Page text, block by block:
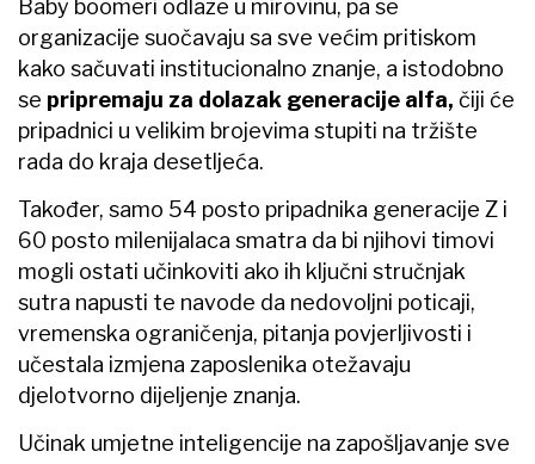
Baby boomeri odlaze u mirovinu, pa se
organizacije suočavaju sa sve većim pritiskom
kako sačuvati institucionalno znanje, a istodobno
se pripremaju za dolazak generacije alfa, čiji će
pripadnici u velikim brojevima stupiti na tržište
rada do kraja desetljeća.
Također, samo 54 posto pripadnika generacije Z i
60 posto milenijalaca smatra da bi njihovi timovi
mogli ostati učinkoviti ako ih ključni stručnjak
sutra napusti te navode da nedovoljni poticaji,
vremenska ograničenja, pitanja povjerljivosti i
učestala izmjena zaposlenika otežavaju
djelotvorno dijeljenje znanja.
Učinak umjetne inteligencije na zapošljavanje sve